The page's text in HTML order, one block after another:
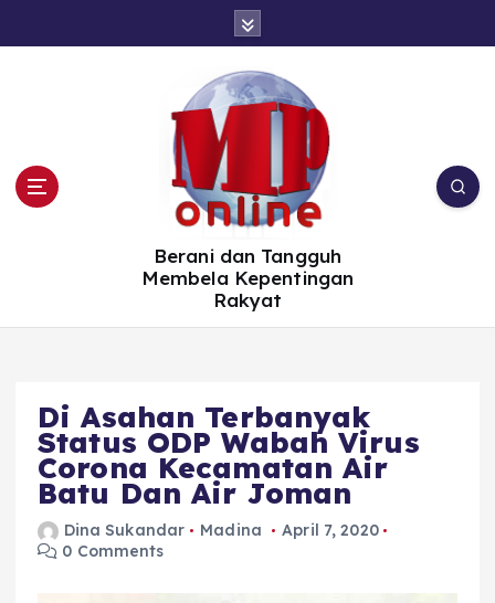
Berani dan Tangguh
Membela Kepentingan
Rakyat
Di Asahan Terbanyak
Status ODP Wabah Virus
Corona Kecamatan Air
Batu Dan Air Joman
Dina Sukandar Madina
April 7, 2020
0 Comments